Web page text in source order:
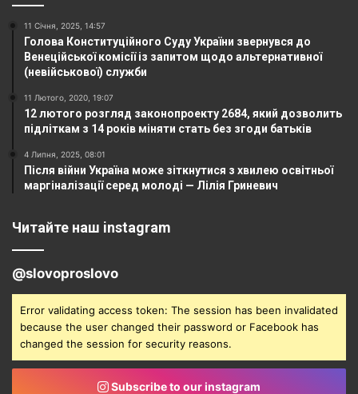
11 Січня, 2025, 14:57
Голова Конституційного Суду України звернувся до
Венеційської комісії із запитом щодо альтернативної
(невійськової) служби
11 Лютого, 2020, 19:07
12 лютого розгляд законопроекту 2684, який дозволить
підліткам з 14 років міняти стать без згоди батьків
4 Липня, 2025, 08:01
Після війни Україна може зіткнутися з хвилею освітньої
маргіналізації серед молоді — Лілія Гриневич
Читайте наш instagram
@slovoproslovo
Error validating access token: The session has been invalidated
because the user changed their password or Facebook has
changed the session for security reasons.
Subscribe to our instagram